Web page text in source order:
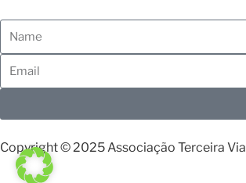
Copyright © 2025 Associação Terceira Via